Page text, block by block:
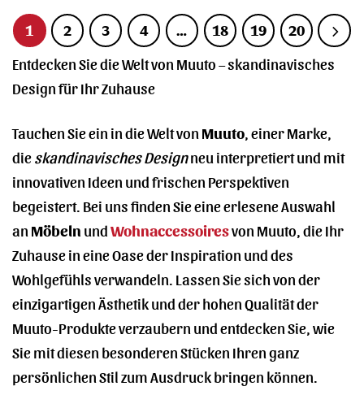
1 2 3 4 … 18 19 20
Entdecken Sie die Welt von Muuto – skandinavisches
Design für Ihr Zuhause
Tauchen Sie ein in die Welt von Muuto , einer Marke,
dieskandinavisches Designneu interpretiert und mit
innovativen Ideen und frischen Perspektiven
begeistert. Bei uns finden Sie eine erlesene Auswahl
an Möbeln undWohnaccessoiresvon Muuto, die Ihr
Zuhause in eine Oase der Inspiration und des
Wohlgefühls verwandeln. Lassen Sie sich von der
einzigartigen Ästhetik und der hohen Qualität der
Muuto-Produkte verzaubern und entdecken Sie, wie
Sie mit diesen besonderen Stücken Ihren ganz
persönlichen Stil zum Ausdruck bringen können.